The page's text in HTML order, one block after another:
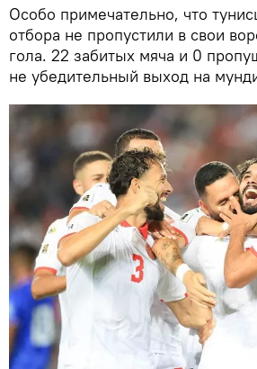
Особо примечательно, что
отбора не пропустили в свои
гола. 22 забитых мяча и 0
не убедительный выход на